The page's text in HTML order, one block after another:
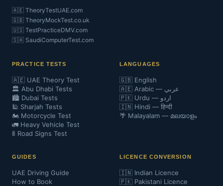
🇦🇪 TheoryTestUAE.com
🇬🇧 TheoryMockTest.co.uk
🇺🇸 TestPracticeDMV.com
🇸🇦 SaudiComputerTest.com
PRACTICE TESTS
🇦🇪 UAE Theory Test
🏛️ Abu Dhabi Tests
🏙️ Dubai Tests
🕌 Sharjah Tests
🏍️ Motorcycle Test
🚛 Heavy Vehicle Test
🚦 Road Signs Test
LANGUAGES
🇬🇧 English
🇦🇪 Arabic — عربي
🇵🇰 Urdu — اردو
🇮🇳 Hindi — हिन्दी
🌴 Malayalam — മലയാളം
GUIDES
UAE Driving Guide
How to Book
LICENCE CONVERSION
🇮🇳 Indian Licence
🇵🇰 Pakistani Licence